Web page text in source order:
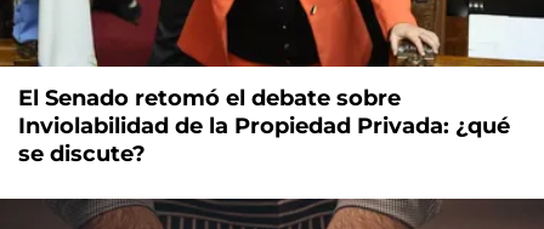
El Senado retomó el debate sobre
Inviolabilidad de la Propiedad Privada: ¿qué
se discute?